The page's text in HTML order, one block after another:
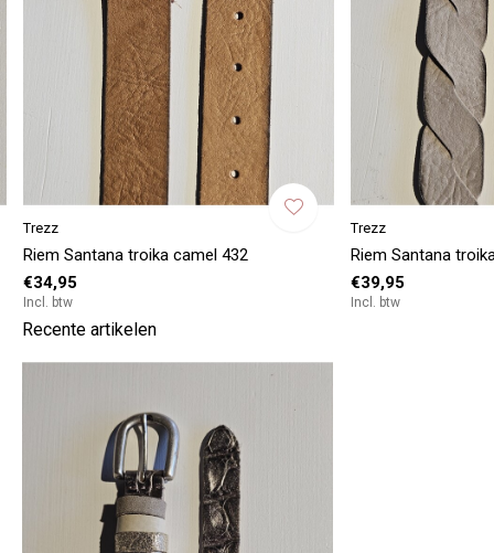
Trezz
Riem Santana troika camel 432
€34,95
Incl. btw
Trezz
Riem Santana
€39,95
Incl. btw
Recente artikelen